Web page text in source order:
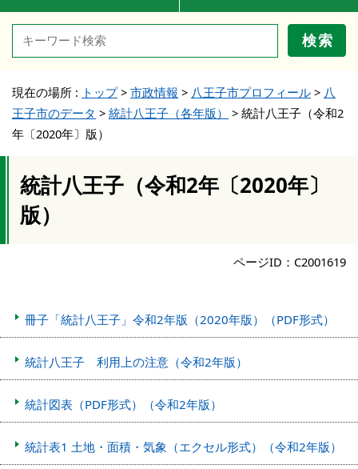
検索
現在の場所 : トップ> 市政情報 > 八王子市プロフィール > 八
王子市のデータ > 統計八王子（各年版） > 統計八王子（令和2
年〔2020年〕版）
統計八王子（令和2年〔2020年〕
版）
ページID：C2001619
冊子「統計八王子」令和2年版（2020年版）（PDF形式）
統計八王子 利用上の注意（令和2年版）
統計図表（PDF形式）（令和2年版）
統計表1 土地・面積・気象（エクセル形式）（令和2年版）